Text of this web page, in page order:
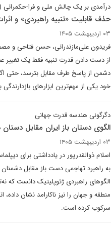
درآمدی بر یک چالش ملی و فرا-
حذف قابلیت «تنبیه راهبردی» و
۰۳ اردیبهشت ۱۴۰۵
فریدون علی‌مازندرانی، حسن فتاحی و
از دست دادن قدرت تنبیه فقط یک تغییر
دشمن از پاسخ طرف مقابل بترسد، حتی
خود یکی از مهم‌ترین ابزارهای
دگرگونی هندسه قدرت جهانی
الگوی دستان باز ایران مقابل دستان
۰۳ اردیبهشت ۱۴۰۵
اسلام ذوالقدرپور در یادداشتی برای
الگوهای راهبردی ژئوپلیتیک دانست که
منطقه و جهان را نیز ناکارامد نشان
سرکوب کرده است.